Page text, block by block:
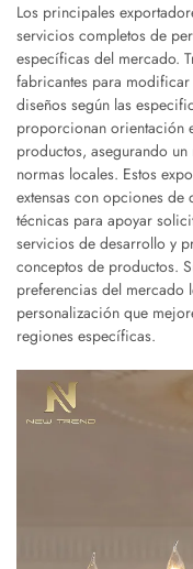
Los principales
servicios completos de
específicas del mercado.
fabricantes para
diseños según las
proporcionan orientación
productos, asegurando
normas locales. Estos
extensas con opciones
técnicas para apoyar
servicios de desarrollo y
conceptos de productos.
preferencias del mercado
personalización que
regiones específicas.